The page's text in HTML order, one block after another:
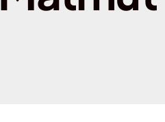
Assurance habitation Bordeaux